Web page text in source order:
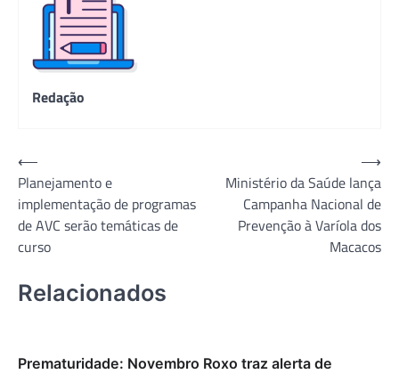
Redação
Navegação
de
Post
⟵
Planejamento e
implementação de programas
de AVC serão temáticas de
curso
Ministério da Saúde lança
Campanha Nacional de
Prevenção à Varíola dos
Macacos
⟶
Relacionados
Prematuridade: Novembro Roxo traz alerta de